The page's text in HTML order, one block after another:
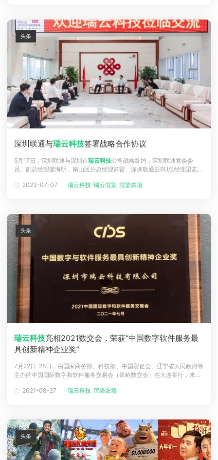
深圳联通与瑞云科技签署战略合作协议
5月17日，深圳联通与深圳市瑞云科技公司战略签约，深圳联通党委委
员、副总经理廖海明，南山区分总经理苏雷、深圳联通云BU总经理梁志
总经理和瑞云科技 总经理邹琼代表双方签署协议。
2023-07-07 瑞云科技 瑞云渲染 渲染农场
头条
瑞云科技亮相2021数交会，荣获“中国数字软件服务最
具创新精神企业奖”
7月22日-25日，由国家商务部、科技部、中国贸促会、辽宁省人民政府等
主办的中国国际数字和软件服务交易会（简称数交会）在大连举行，来自
商务对接洽谈。瑞云科技作为深圳代表企业之一亮相本次数交会，并在大
2021-08-27 瑞云科技 渲染农场
头条
头条